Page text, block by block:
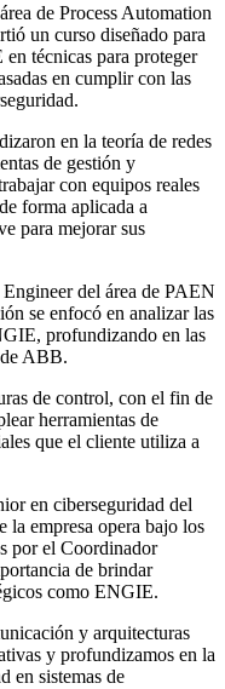
de Process Automation
un curso diseñado para
técnicas para proteger
en cumplir con las
en la teoría de redes
de gestión y
con equipos reales
forma aplicada a
para mejorar sus
del área de PAEN
se enfocó en analizar las
profundizando en las
ABB.
de control, con el fin de
herramientas de
que el cliente utiliza a
en ciberseguridad del
empresa opera bajo los
por el Coordinador
de brindar
como ENGIE.
y arquitecturas
y profundizamos en la
en sistemas de